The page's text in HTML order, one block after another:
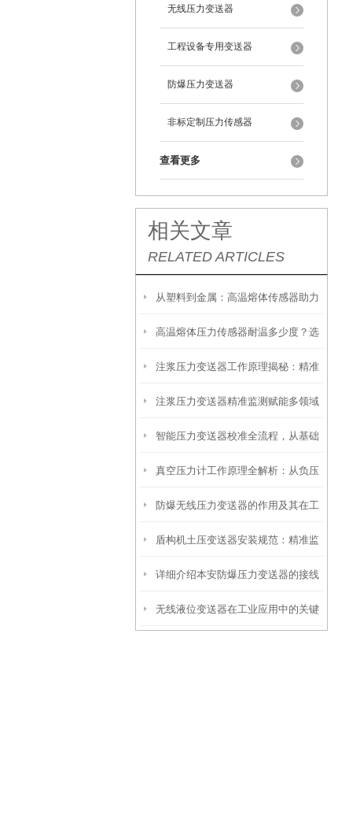
无线压力变送器
工程设备专用变送器
防爆压力变送器
非标定制压力传感器
查看更多
相关文章
RELATED ARTICLES
从塑料到金属：高温熔体传感器助力
制造工艺效率提升
高温熔体压力传感器耐温多少度？选
型必须知道的参数
注浆压力变送器工作原理揭秘：精准
感知地下压力的核心技术
注浆压力变送器精准监测赋能多领域
工程安全的隐形卫士
智能压力变送器校准全流程，从基础
操作到精准调优
真空压力计工作原理全解析：从负压
测量到工业监控的精密之道
防爆无线压力变送器的作用及其在工
业安全中的重要性
盾构机土压变送器安装规范：精准监
测，安全施工的保障
详细介绍本安防爆压力变送器的接线
方法
无线液位变送器在工业应用中的关键